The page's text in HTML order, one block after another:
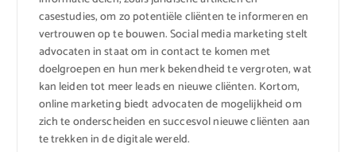
casestudies, om zo potentiële cliënten te informeren en
vertrouwen op te bouwen. Social media marketing stelt
advocaten in staat om in contact te komen met
doelgroepen en hun merk bekendheid te vergroten, wat
kan leiden tot meer leads en nieuwe cliënten. Kortom,
online marketing biedt advocaten de mogelijkheid om
zich te onderscheiden en succesvol nieuwe cliënten aan
te trekken in de digitale wereld.